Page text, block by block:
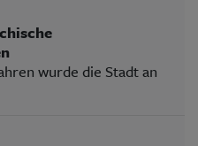
wurde die Stadt an